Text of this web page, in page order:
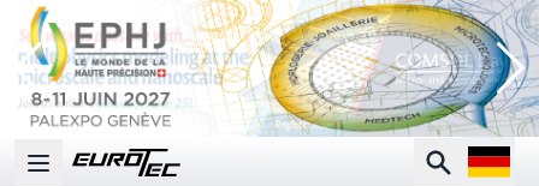
Open main menu
Search
Open